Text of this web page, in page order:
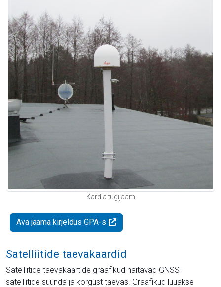
Kärdla tugijaam
Ava jaama kirjeldus GPA-s
Satelliitide taevakaardid
Satelliitide taevakaartide graafikud näitavad GNSS-
satelliitide suunda ja kõrgust taevas. Graafikud luuakse